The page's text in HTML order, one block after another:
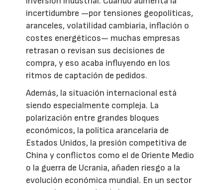
incertidumbre —por tensiones geopolíticas,
aranceles, volatilidad cambiaria, inflación o
costes energéticos— muchas empresas
retrasan o revisan sus decisiones de
compra, y eso acaba influyendo en los
ritmos de captación de pedidos.
Además, la situación internacional está
siendo especialmente compleja. La
polarización entre grandes bloques
económicos, la política arancelaria de
Estados Unidos, la presión competitiva de
China y conflictos como el de Oriente Medio
o la guerra de Ucrania, añaden riesgo a la
evolución económica mundial. En un sector